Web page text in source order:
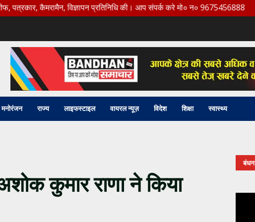
विज्ञापन प्रतिनिधि की। आप संपर्क करे मो० न० 9675456888
मनोरंजन राज्य लाइफस्टाइल वायरल न्यूज़ विदेश शिक्षा स्वास्थ्य
कुमार राणा ने किया
बंधन